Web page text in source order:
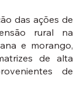
das ações de
rural na
e morango,
de alta
de